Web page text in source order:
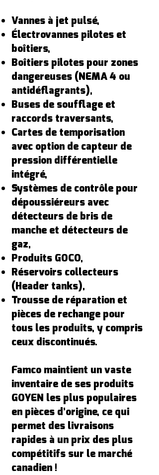
Vannes à jet pulsé,
Électrovannes pilotes et
boîtiers,
Boîtiers pilotes pour zones
dangereuses (NEMA 4 ou
antidéflagrants),
Buses de soufflage et
raccords traversants,
Cartes de temporisation
avec option de capteur de
pression différentielle
intégré,
Systèmes de contrôle pour
dépoussiéreurs avec
détecteurs de bris de
manche et détecteurs de
gaz,
Produits GOCO,
Réservoirs collecteurs
(Header tanks),
Trousse de réparation et
pièces de rechange pour
tous les produits, y compris
ceux discontinués.
Famco maintient un vaste
inventaire de ses produits
GOYEN les plus populaires
en pièces d’origine, ce qui
permet des livraisons
rapides à un prix des plus
compétitifs sur le marché
canadien !